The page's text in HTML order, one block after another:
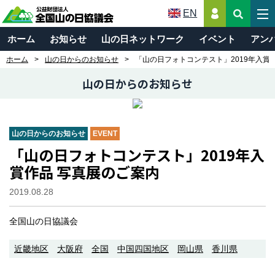
EN
ホーム お知らせ 山の日ネットワーク イベント アン
ホーム 山の日からのお知らせ 「山の日フォトコンテスト」2019年入賞
山の日からのお知らせ
山の日からのお知らせ EVENT
「山の日フォトコンテスト」2019年入
賞作品 写真展のご案内
2019.08.28
全国山の日協議会
近畿地区 大阪府 全国 中国四国地区 岡山県 香川県